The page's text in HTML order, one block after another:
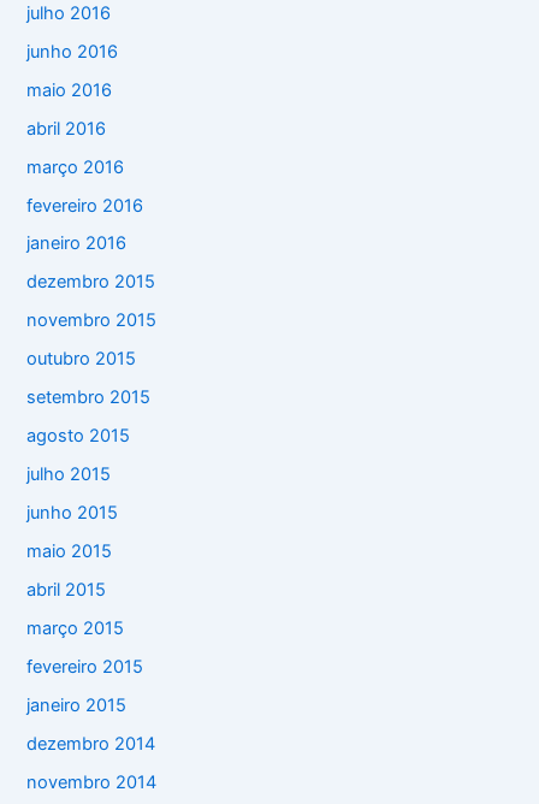
julho 2016
junho 2016
maio 2016
abril 2016
março 2016
fevereiro 2016
janeiro 2016
dezembro 2015
novembro 2015
outubro 2015
setembro 2015
agosto 2015
julho 2015
junho 2015
maio 2015
abril 2015
março 2015
fevereiro 2015
janeiro 2015
dezembro 2014
novembro 2014